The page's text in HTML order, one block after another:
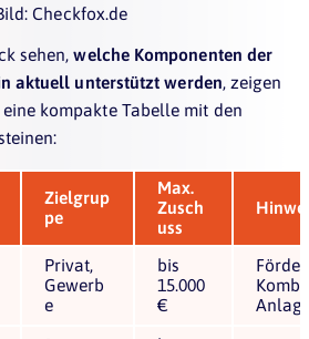
Checkfox.de
sehen,welche Komponenten der
aktuell unterstützt werden, zeigen
kompakte Tabelle mit den
Zielgrup
pe
Max.
Zusch
uss
Privat,
Gewerb
e
bis
15.000
€